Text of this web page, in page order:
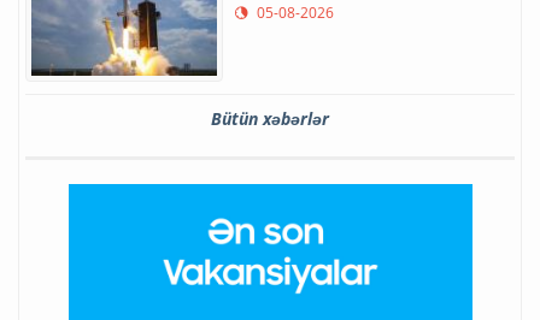
05-08-2026
Bütün xəbərlər